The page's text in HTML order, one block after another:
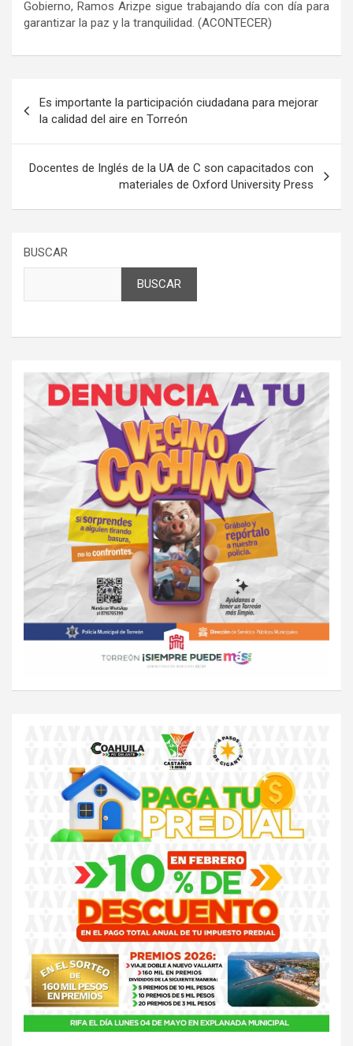
Gobierno, Ramos Arizpe sigue trabajando día con día para
garantizar la paz y la tranquilidad. (ACONTECER)
de
entradas
Es importante la participación ciudadana para mejorar
la calidad del aire en Torreón
Docentes de Inglés de la UA de C son capacitados con
materiales de Oxford University Press
BUSCAR
BUSCAR